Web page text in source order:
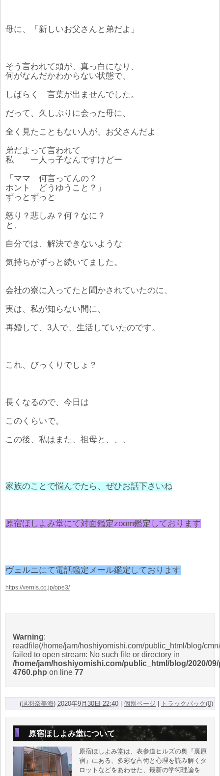
母に、「新しいお父さんと弟だよ」
そう言われて頭が、真っ白になり、
何がなんだかわからない状態で、
しばらく 言葉が出ませんでした。
だって、久しぶりに会った母に、
全く見たこともない人が、お父さんだよ
弟だよって言われて
私 一人っ子なんですけどー
「ママ 何言ってんの？
ホント どうゆうこと？」
ずっとずっと
怒り？悲しみ？何？なに？
と、
自分では、解決できないような
気持ちがずっと続いてました。
会社の寮に入ってたと聞かされていたのに、
実は、私が知らない間に、
再婚して、3人で、生活していたのです。
これ、びっくりでしょ？
長くなるので、今日は
このくらいで。
この後、私はまた、祖母と、、、
家族のことで悩んでたら、ぜひお話下さいね
原宿ほしよみ堂にて対面鑑定zoom鑑定しております
ヴェルニにて電話鑑定メール鑑定しております
https://vernis.co.jp/ope3/
Warning:
readfile(/home/jam/hoshiyomishi.com/public_html/blog/
failed to open stream: No such file or directory in
/home/jam/hoshiyomishi.com/public_html/blog/2020/
4760.php on line 77
(尾羽奈美海) 2020年9月30日 22:40 |個別ページ トラックバック(0)
原宿ほしよみ堂について
原宿ほしよみ堂は、表参道ヒルズの奥『裏原
宿』にある、多彩な占術と心理を読み解くタ
ロットなどをあわせた、最新の学術理論を